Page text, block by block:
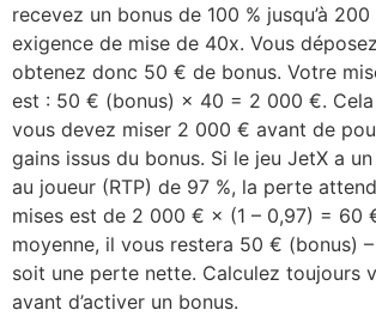
recevez un bonus de 100 % jusqu’à
exigence de mise de 40x. Vous
obtenez donc 50 € de bonus. Votre
est : 50 € (bonus) × 40 = 2 000 €.
vous devez miser 2 000 € avant de
gains issus du bonus. Si le jeu JetX a
au joueur (RTP) de 97 %, la perte
mises est de 2 000 € × (1 – 0,97) = 60
moyenne, il vous restera 50 € (bonus)
soit une perte nette. Calculez toujours
avant d’activer un bonus.